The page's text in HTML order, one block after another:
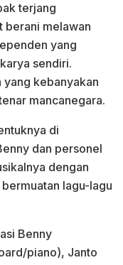
terjang
berani melawan
yang
sendiri.
kebanyakan
mancanegara.
di
dan personel
dengan
lagu-lagu
Benny
piano), Janto